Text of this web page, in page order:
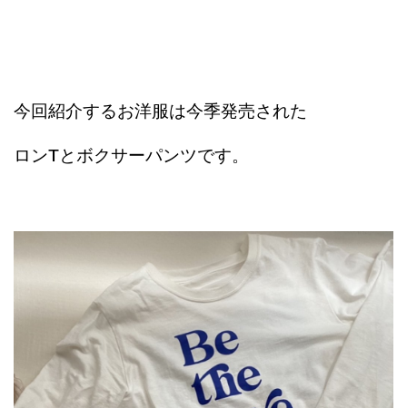
今回紹介するお洋服は今季発売された
ロンTとボクサーパンツです。